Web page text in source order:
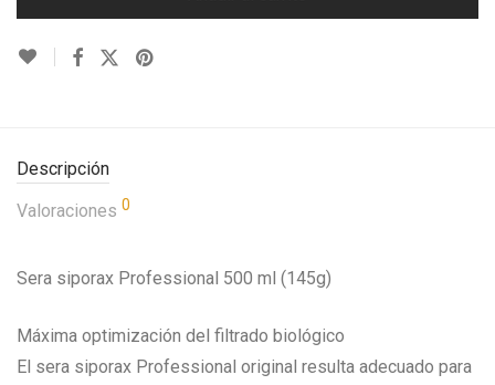
Descripción
Valoraciones 0
Sera siporax Professional 500 ml (145g)
Máxima optimización del filtrado biológico
El sera siporax Professional original resulta adecuado para